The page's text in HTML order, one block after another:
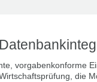
vorgabenkonforme
die